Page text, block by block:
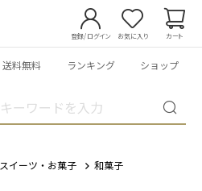
登録/ログイン お気に入り カート
送料無料 ランキング ショップ
スイーツ・お菓子 和菓子